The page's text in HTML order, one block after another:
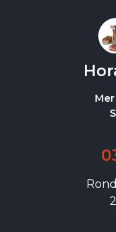
Mer